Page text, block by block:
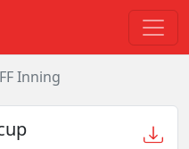
Inning